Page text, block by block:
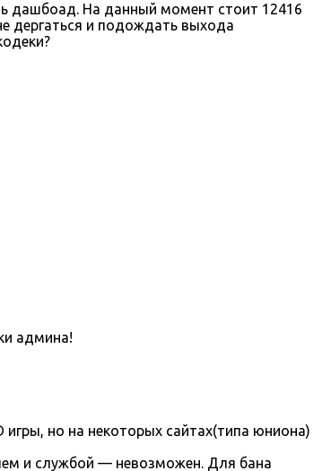
дашбоад. На данный момент стоит 12416
дергаться и подождать выхода
админа!
но на некоторых сайтах(типа юниона)
и службой — невозможен. Для бана